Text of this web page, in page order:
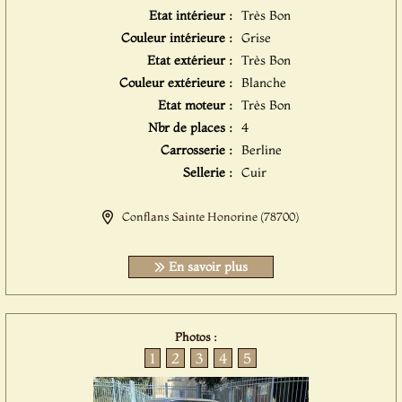
Etat intérieur : Très Bon
Couleur intérieure : Grise
Etat extérieur : Très Bon
Couleur extérieure : Blanche
Etat moteur : Très Bon
Nbr de places : 4
Carrosserie : Berline
Sellerie : Cuir
Conflans Sainte Honorine (78700)
En savoir plus
Photos :
1 2 3 4 5